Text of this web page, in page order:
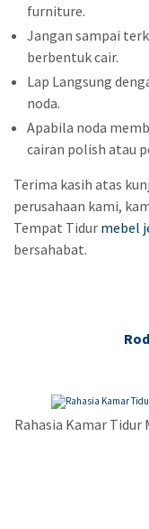
furniture.
Jangan sampai
berbentuk cair.
Lap Langsung
noda.
Apabila noda
cairan polish atau
Terima kasih atas
perusahaan kami,
Tempat Tidur mebel
bersahabat.
Rahasia Kamar Tidur